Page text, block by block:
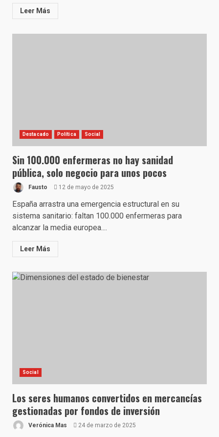
Leer Más
Destacado Política Social
Sin 100.000 enfermeras no hay sanidad
pública, solo negocio para unos pocos
Fausto 12 de mayo de 2025
España arrastra una emergencia estructural en su
sistema sanitario: faltan 100.000 enfermeras para
alcanzar la media europea....
Leer Más
Social
Los seres humanos convertidos en mercancías
gestionadas por fondos de inversión
Verónica Mas 24 de marzo de 2025